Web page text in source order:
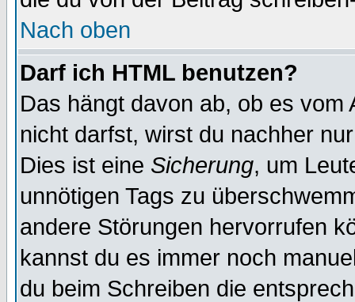
Nach oben
Darf ich HTML benutzen?
Das hängt davon ab, ob es
nicht darfst, wirst du nachher
Dies ist eine Sicherung, um
unnötigen Tags zu
andere Störungen hervorrufen
kannst du es immer noch
du beim Schreiben die